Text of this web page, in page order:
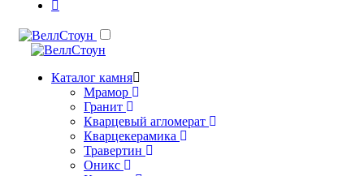
Каталог камня
Мрамор
Гранит
Кварцевый агломерат
Кварцекерамика
Травертин
Оникс